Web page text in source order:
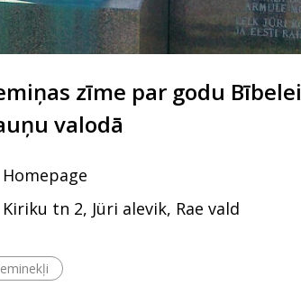
zīme par godu Bībelei
valodā
Homepage
Kiriku tn 2, Jüri alevik, Rae vald